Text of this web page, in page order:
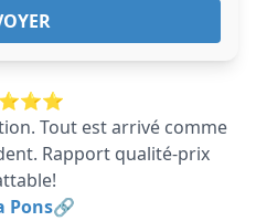
Tout est arrivé comme
Rapport qualité-prix
Pons🔗